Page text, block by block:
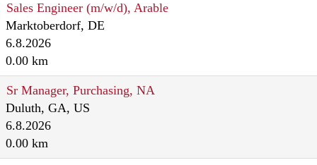
Sales Engineer (m/w/d), Arable
Marktoberdorf, DE
6.8.2026
0.00 km
Sr Manager, Purchasing, NA
Duluth, GA, US
6.8.2026
0.00 km